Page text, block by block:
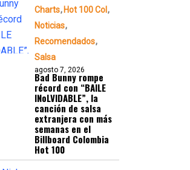
Charts Hot 100 Col
Noticias
Recomendados
Salsa
agosto 7, 2026
Bad Bunny rompe
récord con “BAILE
INoLVIDABLE”, la
canción de salsa
extranjera con más
semanas en el
Billboard Colombia
Hot 100